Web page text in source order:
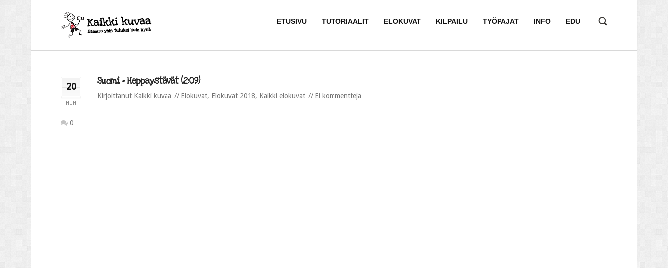
ETUSIVU TUTORIAALIT ELOKUVAT KILPAILU TYÖPAJAT INFO EDU
20
HUH
0
Suomi – Heppaystävät (2:09)
Kirjoittanut Kaikki kuvaa Elokuvat, Elokuvat 2018, Kaikki elokuvat Ei kommentteja